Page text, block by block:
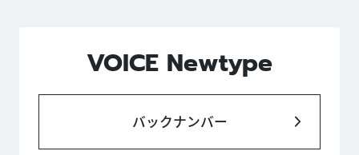
VOICE Newtype
バックナンバー